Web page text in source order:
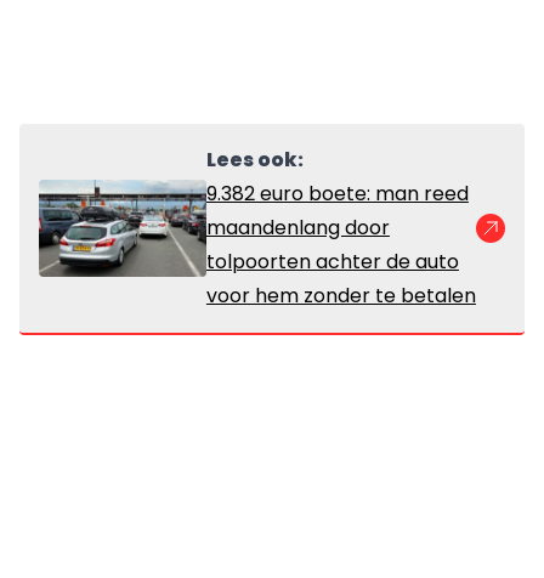
Lees ook:
9.382 euro boete: man reed
maandenlang door
tolpoorten achter de auto
voor hem zonder te betalen